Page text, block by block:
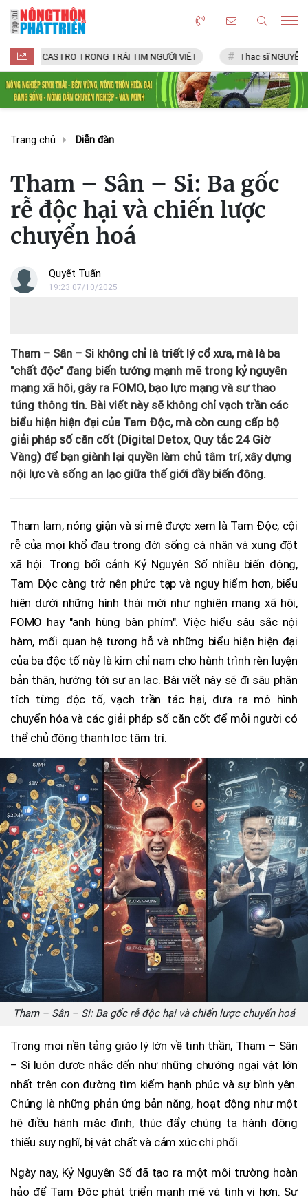
TRONG TRÁI TIM NGƯỜI VIỆT Thạc sĩ NGUYỄN VĂN CHÍ
Trang chủ Diễn đàn
Tham – Sân – Si: Ba gốc
rễ độc hại và chiến lược
chuyển hoá
Quyết Tuấn
19:23 07/10/2025
Tham – Sân – Si không chỉ là triết lý cổ xưa, mà là ba
"chất độc" đang biến tướng mạnh mẽ trong kỷ nguyên
mạng xã hội, gây ra FOMO, bạo lực mạng và sự thao
túng thông tin. Bài viết này sẽ không chỉ vạch trần các
biểu hiện hiện đại của Tam Độc, mà còn cung cấp bộ
giải pháp số căn cốt (Digital Detox, Quy tắc 24 Giờ
Vàng) để bạn giành lại quyền làm chủ tâm trí, xây dựng
nội lực và sống an lạc giữa thế giới đầy biến động.
Tham lam, nóng giận và si mê được xem là Tam Độc, cội
rễ của mọi khổ đau trong đời sống cá nhân và xung đột
xã hội. Trong bối cảnh Kỷ Nguyên Số nhiều biến động,
Tam Độc càng trở nên phức tạp và nguy hiểm hơn, biểu
hiện dưới những hình thái mới như nghiện mạng xã hội,
FOMO hay "anh hùng bàn phím". Việc hiểu sâu sắc nội
hàm, mối quan hệ tương hỗ và những biểu hiện hiện đại
của ba độc tố này là kim chỉ nam cho hành trình rèn luyện
bản thân, hướng tới sự an lạc. Bài viết này sẽ đi sâu phân
tích từng độc tố, vạch trần tác hại, đưa ra mô hình
chuyển hóa và các giải pháp số căn cốt để mỗi người có
thể chủ động thanh lọc tâm trí.
Tham – Sân – Si: Ba gốc rễ độc hại và chiến lược chuyển hoá
Trong mọi nền tảng giáo lý lớn về tinh thần, Tham – Sân
– Si luôn được nhắc đến như những chướng ngại vật lớn
nhất trên con đường tìm kiếm hạnh phúc và sự bình yên.
Chúng là những phản ứng bản năng, hoạt động như một
hệ điều hành mặc định, thúc đẩy chúng ta hành động
thiếu suy nghĩ, bị vật chất và cảm xúc chi phối.
Ngày nay, Kỷ Nguyên Số đã tạo ra một môi trường hoàn
hảo để Tam Độc phát triển mạnh mẽ và tinh vi hơn. Sự